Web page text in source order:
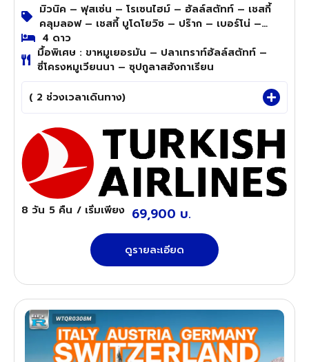
มิวนิค – ฟุสเซ่น – โรเซนไฮม์ – ฮัลล์สตัทท์ – เชสกี้
คลุมลอฟ – เชสกี้ บูโดโยวิซ – ปร๊าก – เบอร์โน่ –
เวียนนา – บราติสลาวา – บูดาเปสต์
4 ดาว
มื้อพิเศษ : ขาหมูเยอรมัน – ปลาเทราท์ฮัลล์สตัทท์ –
ซี่โครงหมูเวียนนา – ซุปกูลาสฮังกาเรียน
( 2 ช่วงเวลาเดินทาง)
8 วัน 5 คืน / เริ่มเพียง 69,900 บ.
ดูรายละเอียด